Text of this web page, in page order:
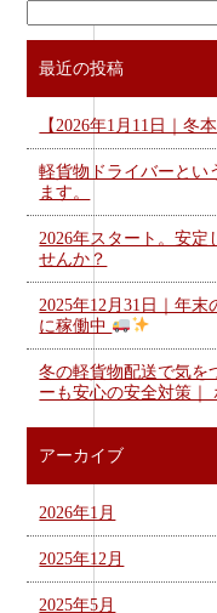
最近の投稿
【2026年1月11日｜冬
軽貨物ドライバーとい
ます。
2026年スタート。安定
せんか？
2025年12月31日｜年
に稼働中
冬の軽貨物配送で気を
ーも安心の安全対策｜
アーカイブ
2026年1月
2025年12月
2025年5月